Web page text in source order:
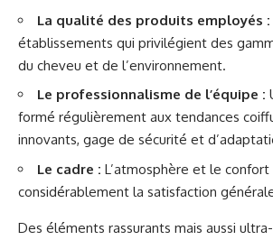
La qualité des produits employés :
établissements qui privilégient des
du cheveu et de l’environnement.
Le professionnalisme de l’équipe :
formé régulièrement aux tendances
innovants, gage de sécurité et
Le cadre : L’atmosphère et le
considérablement la satisfaction
Des éléments rassurants mais aussi